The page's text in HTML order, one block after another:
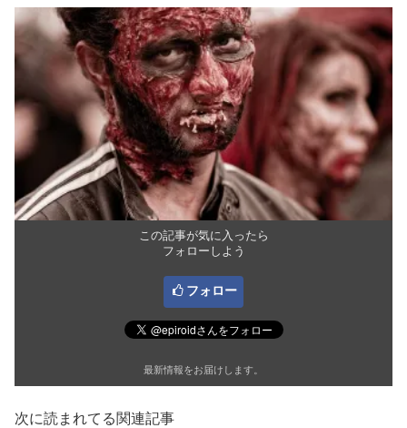
この記事が気に入ったら
フォローしよう
フォロー
最新情報をお届けします。
次に読まれてる関連記事